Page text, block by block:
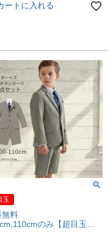
ートに入れる
玉
無料
ル】男の子 入学式 2つボタンスーツ5点セット [ジャケット/ハーフパンツ/シャツ/ネクタイ/ポケットチーフ] グレー ベージュ ボーイズスーツ キッズスーツ セットアップ TAK キャサリンコテージ